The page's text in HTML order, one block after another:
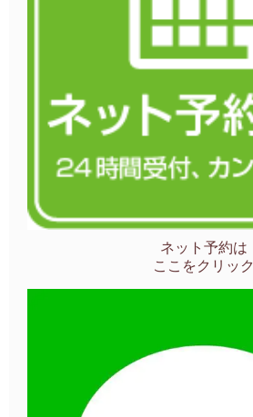
ネット予約は
ここをクリック